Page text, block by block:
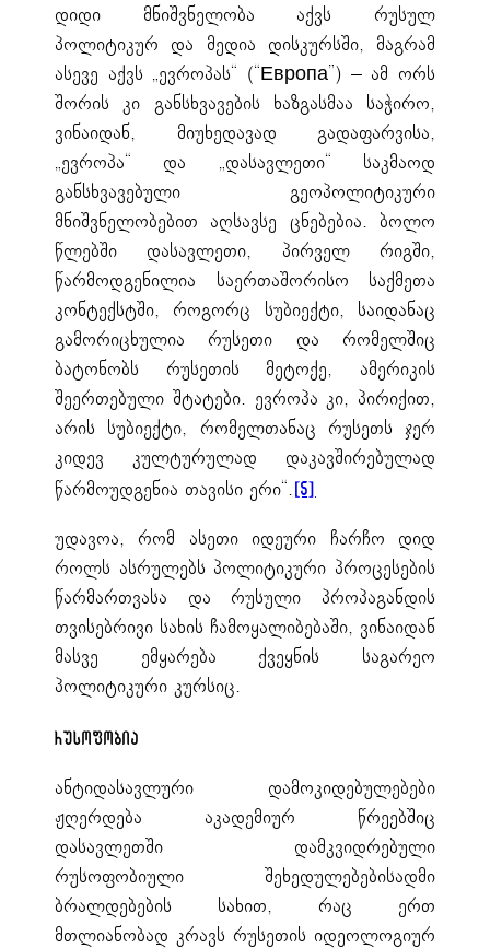
დიდი მნიშვნელობა აქვს რუსულ
პოლიტიკურ და მედია დისკურსში, მაგრამ
ასევე აქვს „ევროპას“ (“Европа”) – ამ ორს
შორის კი განსხვავების ხაზგასმაა საჭირო,
ვინაიდან, მიუხედავად გადაფარვისა,
„ევროპა“ და „დასავლეთი“ საკმაოდ
განსხვავებული გეოპოლიტიკური
მნიშვნელობებით აღსავსე ცნებებია. ბოლო
წლებში დასავლეთი, პირველ რიგში,
წარმოდგენილია საერთაშორისო საქმეთა
კონტექსტში, როგორც სუბიექტი, საიდანაც
გამორიცხულია რუსეთი და რომელშიც
ბატონობს რუსეთის მეტოქე, ამერიკის
შეერთებული შტატები. ევროპა კი, პირიქით,
არის სუბიექტი, რომელთანაც რუსეთს ჯერ
კიდევ კულტურულად დაკავშირებულად
წარმოუდგენია თავისი ერი“. [5]
უდავოა, რომ ასეთი იდეური ჩარჩო დიდ
როლს ასრულებს პოლიტიკური პროცესების
წარმართვასა და რუსული პროპაგანდის
თვისებრივი სახის ჩამოყალიბებაში, ვინაიდან
მასვე ემყარება ქვეყნის საგარეო
პოლიტიკური კურსიც.
რუსოფობია
ანტიდასავლური დამოკიდებულებები
ჟღერდება აკადემიურ წრეებშიც
დასავლეთში დამკვიდრებული
რუსოფობიული შეხედულებებისადმი
ბრალდებების სახით, რაც ერთ
მთლიანობად კრავს რუსეთის იდეოლოგიურ